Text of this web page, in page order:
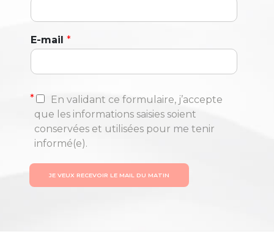
E-mail *
*
En validant ce formulaire, j’accepte
que les informations saisies soient
conservées et utilisées pour me tenir
informé(e).
JE VEUX RECEVOIR LE MAIL DU MATIN